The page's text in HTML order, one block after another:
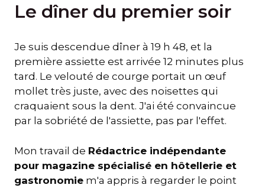
Le dîner du premier soir
Je suis descendue dîner à 19 h 48, et la
première assiette est arrivée 12 minutes plus
tard. Le velouté de courge portait un œuf
mollet très juste, avec des noisettes qui
craquaient sous la dent. J'ai été convaincue
par la sobriété de l'assiette, pas par l'effet.
Mon travail de Rédactrice indépendante
pour magazine spécialisé en hôtellerie et
gastronomie m'a appris à regarder le point